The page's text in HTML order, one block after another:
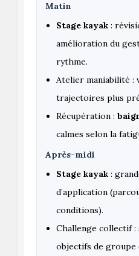
Matin
Stage kayak :
amélioration du
rythme.
Atelier maniabilité :
trajectoires plus
Récupération :
calmes selon la
Après-midi
Stage kayak :
d’application
conditions).
Challenge collectif :
objectifs de groupe